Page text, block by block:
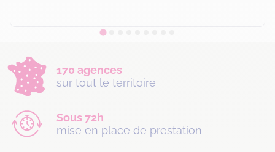
170 agences
sur tout le territoire
Sous 72h
mise en place de prestation